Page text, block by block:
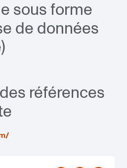
sous forme
de données
références